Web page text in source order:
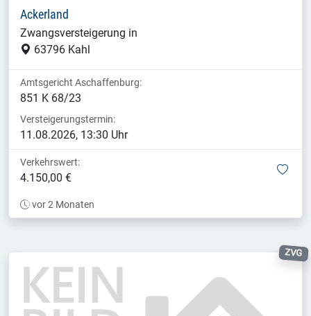
Ackerland
Zwangsversteigerung in
63796 Kahl
Amtsgericht Aschaffenburg:
851 K 68/23
Versteigerungstermin:
11.08.2026, 13:30 Uhr
Verkehrswert:
4.150,00 €
vor 2 Monaten
ZVG